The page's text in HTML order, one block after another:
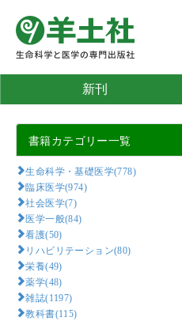
新刊
書籍カテゴリー一覧
生命科学・基礎医学(778)
臨床医学(974)
社会医学(7)
医学一般(84)
看護(50)
リハビリテーション(80)
栄養(49)
薬学(48)
雑誌(1197)
教科書(115)